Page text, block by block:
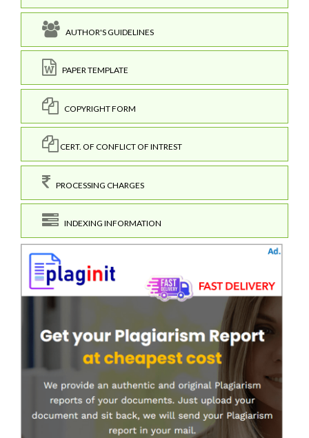
AUTHOR'S GUIDELINES
PAPER TEMPLATE
COPYRIGHT FORM
CERT. OF CONFLICT OF INTREST
PROCESSING CHARGES
INDEXING INFORMATION